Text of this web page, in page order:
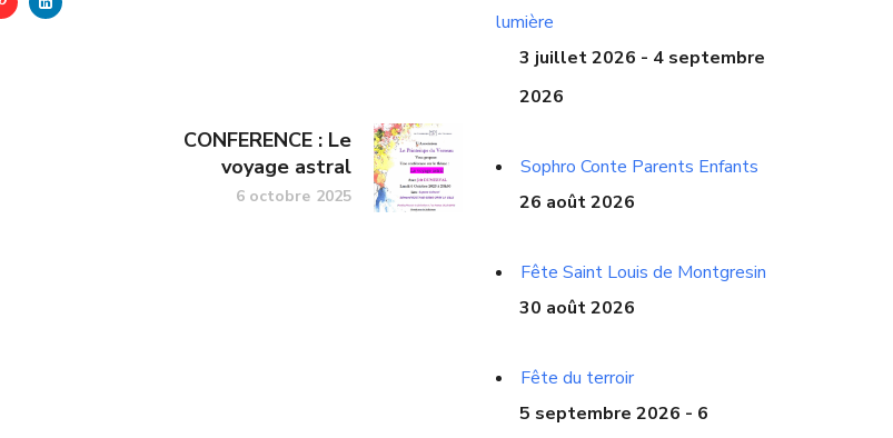
CONFERENCE : Le
voyage astral
6 octobre 2025
lumière
3 juillet 2026 - 4 septembre
2026
Sophro Conte Parents Enfants
26 août 2026
Fête Saint Louis de Montgresin
30 août 2026
Fête du terroir
5 septembre 2026 - 6